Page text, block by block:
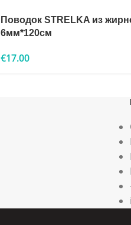
Поводок STRELKA из
6мм*120см
€17.00